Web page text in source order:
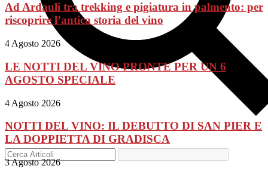
Ad Ardauli tra trekking e pigiatura in palmento: per
riscoprire l’antica storia del vino
4 Agosto 2026
LE NOTTI DEL VINO PRONTE PER UN 6
AGOSTO SPECIALE
4 Agosto 2026
NOTTI DEL VINO: IL DEBUTTO DI SAN PIER E
LA DOPPIETTA DI GRADISCA
3 Agosto 2026